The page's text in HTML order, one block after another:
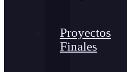
Proyectos
Finales